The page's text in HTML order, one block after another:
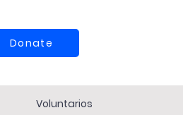
Donate
Voluntarios